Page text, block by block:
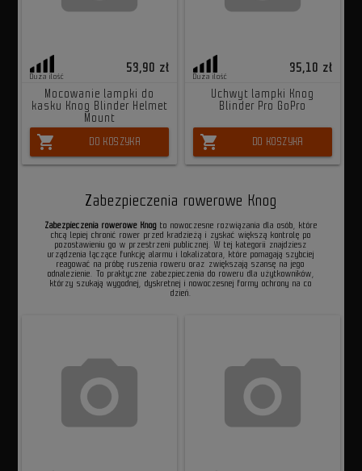
Duża ilość
53,90 zł
Mocowanie lampki do
kasku Knog Blinder Helmet
Mount
shopping_cart DO KOSZYKA
Duża ilość
35,10 zł
Uchwyt lampki Knog
Blinder Pro GoPro
shopping_cart DO KOSZYKA
Zabezpieczenia rowerowe Knog
Zabezpieczenia rowerowe Knogto nowoczesne rozwiązania dla osób, które
chcą lepiej chronić rower przed kradzieżą i zyskać większą kontrolę po
pozostawieniu go w przestrzeni publicznej. W tej kategorii znajdziesz
urządzenia łączące funkcję alarmu i lokalizatora, które pomagają szybciej
reagować na próbę ruszenia roweru oraz zwiększają szansę na jego
odnalezienie. To praktyczne zabezpieczenia do roweru dla użytkowników,
którzy szukają wygodnej, dyskretnej i nowoczesnej formy ochrony na co
dzień.